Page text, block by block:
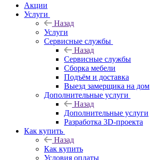
Акции
Услуги
Назад
Услуги
Сервисные службы
Назад
Сервисные службы
Сборка мебели
Подъём и доставка
Выезд замерщика на дом
Дополнительные услуги
Назад
Дополнительные услуги
Разработка 3D-проекта
Как купить
Назад
Как купить
Условия оплаты